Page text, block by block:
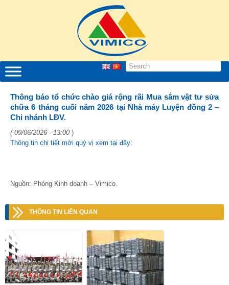
Thông báo tổ chức chào giá rộng rãi Mua sắm vật tư sửa
chữa 6 tháng cuối năm 2026 tại Nhà máy Luyện đồng 2 –
Chi nhánh LĐV.
( 09/06/2026 - 13:00 )
Thông tin chi tiết mời quý vị xem tại đây:
Nguồn: Phòng Kinh doanh – Vimico.
THÔNG TIN LIÊN QUAN